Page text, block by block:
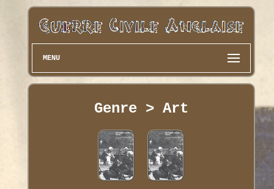
MENU
Genre > Art